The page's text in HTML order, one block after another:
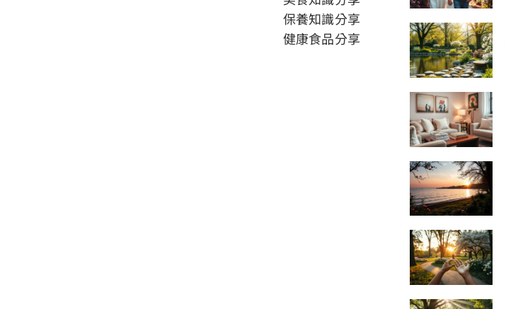
保養知識分享
健康食品分享